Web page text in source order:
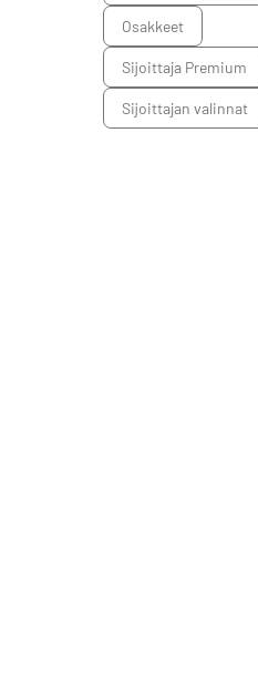
osakkeet
Sijoittaja Premium
sijoittajan valinnat